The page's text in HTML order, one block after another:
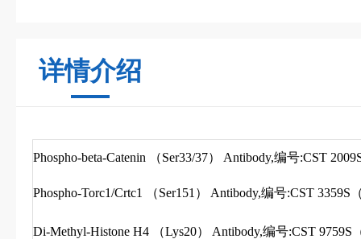
详情介绍
Phospho-beta-Catenin （Ser33/37） Antibody,编号:CST
Phospho-Torc1/Crtc1 （Ser151） Antibody,编号:CST
Di-Methyl-Histone H4 （Lys20） Antibody,编号:CST